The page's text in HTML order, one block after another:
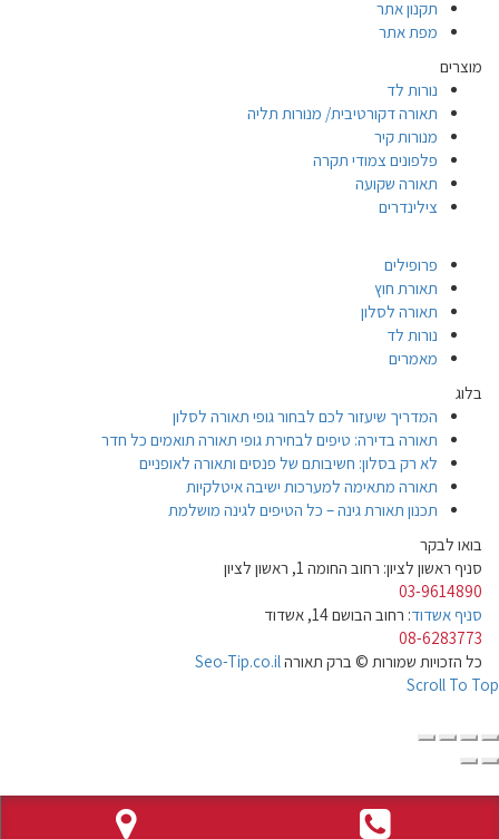
תקנון אתר
מפת אתר
מוצרים
נורות לד
תאורה דקורטיבית/ מנורות תליה
מנורות קיר
פלפונים צמודי תקרה
תאורה שקועה
צילינדרים
פרופילים
תאורת חוץ
תאורה לסלון
נורות לד
מאמרים
בלוג
המדריך שיעזור לכם לבחור גופי תאורה לסלון
תאורה בדירה: טיפים לבחירת גופי תאורה תואמים כל חדר
לא רק בסלון: חשיבותם של פנסים ותאורה לאופניים
תאורה מתאימה למערכות ישיבה איטלקיות
תכנון תאורת גינה – כל הטיפים לגינה מושלמת
בואו לבקר
סניף ראשון לציון: רחוב החומה 1, ראשון לציון
03-9614890
סניף אשדוד: רחוב הבושם 14, אשדוד
08-6283773
כל הזכויות שמורות © ברק תאורהSeo-Tip.co.il
Scroll To Top